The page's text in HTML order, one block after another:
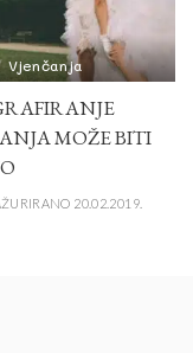
Vjenčanja
MOŽE BITI
20.02.2019.